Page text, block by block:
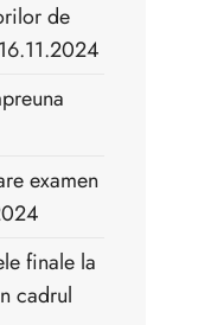
de
examen
finale la
cadrul